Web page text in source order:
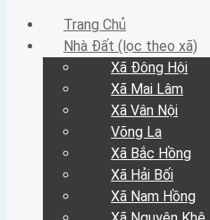
Trang Chủ
Nhà Đất (lọc theo xã)
Xã Đông Hội
Xã Mai Lâm
Xã Vân Nội
Võng La
Xã Bắc Hồng
Xã Hải Bối
Xã Nam Hồng